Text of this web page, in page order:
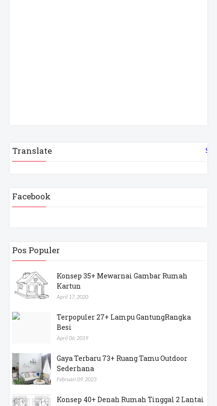
Translate
Facebook
Pos Populer
Konsep 35+ Mewarnai Gambar Rumah
Kartun
April 17, 2020
Terpopuler 27+ Lampu GantungRangka
Besi
April 06, 2019
Gaya Terbaru 73+ Ruang Tamu Outdoor
Sederhana
Februari 09, 2023
Konsep 40+ Denah Rumah Tinggal 2 Lantai